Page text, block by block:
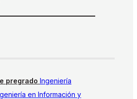
pregrado Ingeniería
en Información y